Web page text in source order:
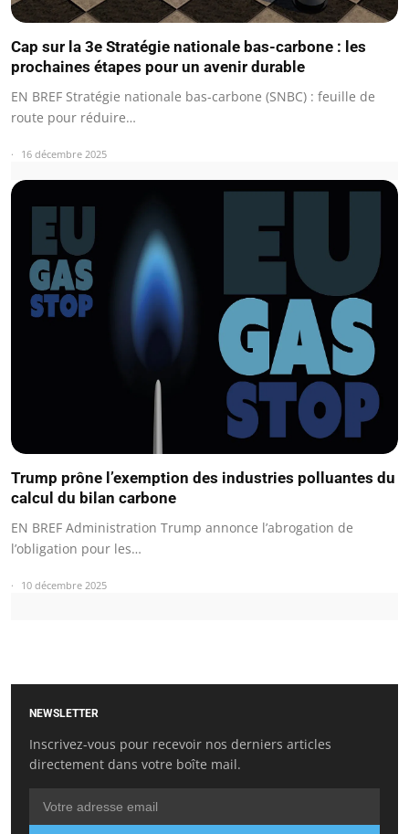
Cap sur la 3e Stratégie nationale bas-carbone : les
prochaines étapes pour un avenir durable
EN BREF Stratégie nationale bas-carbone (SNBC) : feuille de
route pour réduire…
16 décembre 2025
Trump prône l’exemption des industries polluantes du
calcul du bilan carbone
EN BREF Administration Trump annonce l’abrogation de
l’obligation pour les…
10 décembre 2025
NEWSLETTER
Inscrivez-vous pour recevoir nos derniers articles
directement dans votre boîte mail.